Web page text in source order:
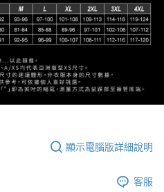
顯示電腦版詳細說明
客服